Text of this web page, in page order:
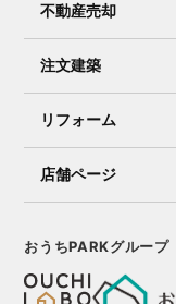
不動産売却
注文建築
リフォーム
店舗ページ
おうちPARKグループ